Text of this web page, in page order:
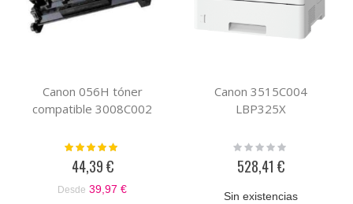
Canon 056H tóner
compatible 3008C002
Valoración:
44,39 €
Desde 39,97 €
Canon 3515C004
LBP325X
Rating:
528,41 €
Sin existencias